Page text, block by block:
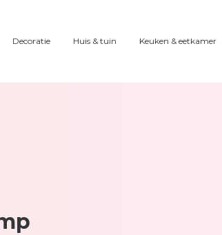
Decoratie Huis & tuin Keuken & eetkamer